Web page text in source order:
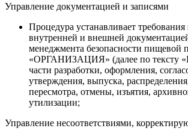
Управление документацией и записями
Процедура устанавливает
внутренней и внешней
менеджмента безопасности
«ОРГАНИЗАЦИЯ» (далее по тексту
части разработки, оформления,
утверждения, выпуска,
пересмотра, отмены, изъятия,
утилизации;
Управление несоответствиями,